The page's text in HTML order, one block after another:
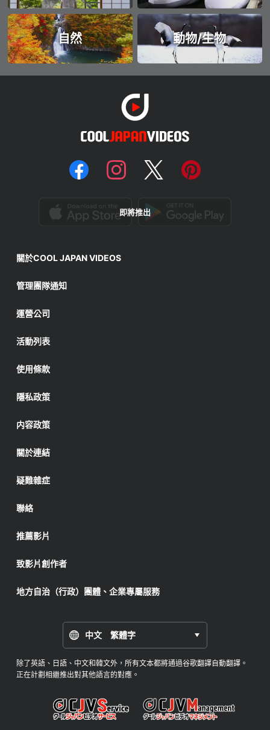
自然 動物/生物
即將推出
關於COOL JAPAN VIDEOS
管理團隊通知
運營公司
活動列表
使用條款
隱私政策
内容政策
關於連結
疑難雜症
聯絡
推薦影片
致影片創作者
地方自治（行政）團體、企業專屬服務
中文 繁體字
除了英語、日語、中文和韓文外，所有文本都將通過谷歌翻譯自動翻譯。
正在計劃相繼推出對其他語言的對應。